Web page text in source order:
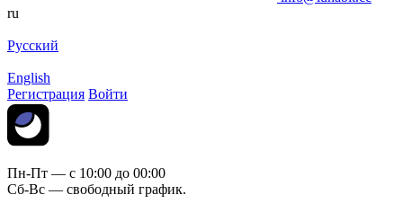
ru
Русский
English
Регистрация Войти
Пн-Пт — c 10:00 до 00:00
Сб-Вс — свободный график.